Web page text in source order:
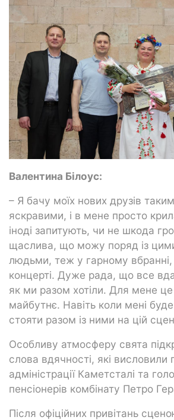
Валентина Білоус:
– Я бачу моїх нових друзів
яскравими, і в мене просто
іноді запитують, чи не шкода
щаслива, що можу поряд із
людьми, теж у гарному вбранні,
концерті. Дуже рада, що все
як ми разом хотіли. Для мене
майбутнє. Навіть коли мені
стояти разом із ними на цій
Особливу атмосферу свята
слова вдячності, які висловили
адміністрації Каметсталі та
пенсіонерів комбінату Петро
Після офіційних привітань